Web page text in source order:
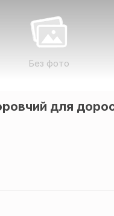
Без фото
для